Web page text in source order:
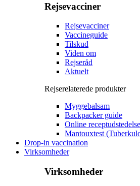
Rejsevacciner
Rejsevacciner
Vaccineguide
Tilskud
Viden om
Rejseråd
Aktuelt
Rejserelaterede produkter
Myggebalsam
Backpacker guide
Online receptudstedelse
Mantouxtest
Drop-in vaccination
Virksomheder
Virksomheder